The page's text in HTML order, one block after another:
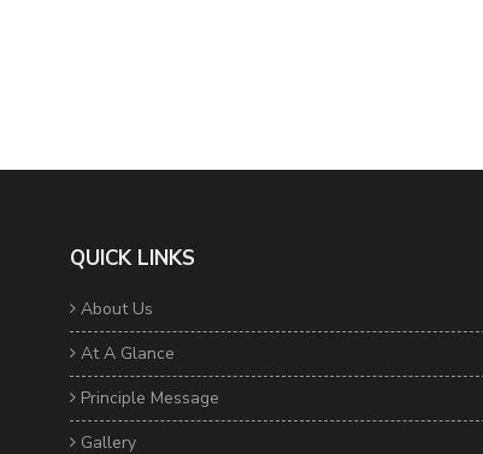
QUICK LINKS
About Us
At A Glance
Principle Message
Gallery